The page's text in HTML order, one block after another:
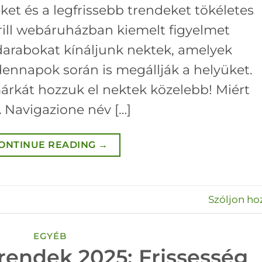
és a legfrissebb trendeket tökéletes
webáruházban kiemelt figyelmet
kínáljunk nektek, amelyek
során is megállják a helyüket.
hozzuk el nektek közelebb! Miért
név […]
READING →
Szóljon
EGYÉB